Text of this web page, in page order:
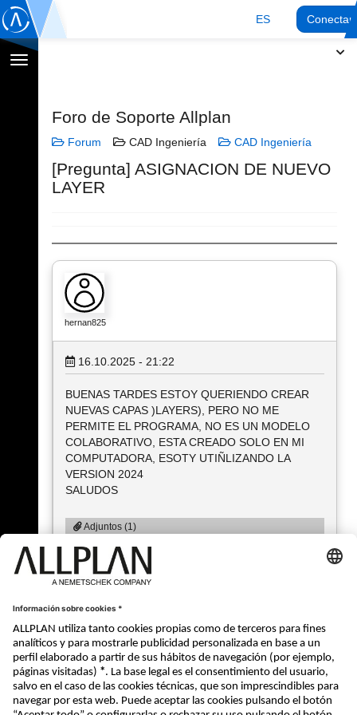
ES
Cambiar
Foro de Soporte Allplan
Forum CAD Ingeniería CAD Ingeniería
[Pregunta] ASIGNACION DE NUEVO
LAYER
hernan825
16.10.2025 - 21:22
BUENAS TARDES ESTOY QUERIENDO CREAR
NUEVAS CAPAS )LAYERS), PERO NO ME
PERMITE EL PROGRAMA, NO ES UN MODELO
COLABORATIVO, ESTA CREADO SOLO EN MI
COMPUTADORA, ESOTY UTIÑLIZANDO LA
VERSION 2024
SALUDOS
Adjuntos (1)
LAYER.png
Type: image/png
Size: 241,60 KiB